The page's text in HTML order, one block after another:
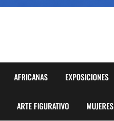
AFRICANAS EXPOSICIONES
ARTE FIGURATIVO MUJERES